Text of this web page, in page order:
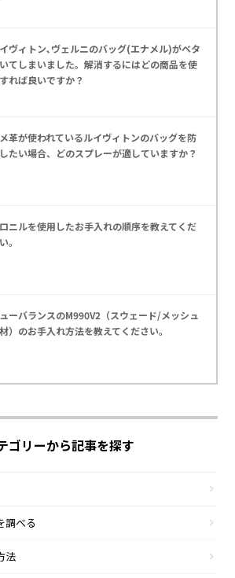
ヴィトン､ヴェルニのバッグ(エナメル)がベタ
てしまいました。解消するにはどの商品を使
れば良いですか？
革が使われているルイヴィトンのバッグを防
たい場合、どのスプレーが適していますか？
ニルを使用したお手入れの順序を教えてくだ
｡
ーバランスのM990V2（スウェード/メッシュ
）のお手入れ方法を教えてください｡
ゴリーから記事を探す
調べる
法